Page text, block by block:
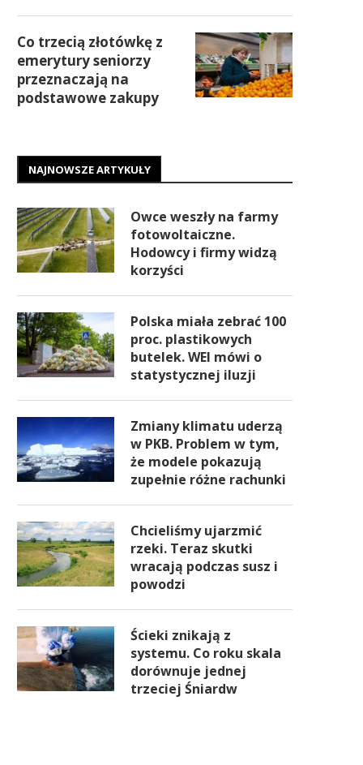
Co trzecią złotówkę z
emerytury seniorzy
przeznaczają na
podstawowe zakupy
NAJNOWSZE ARTYKUŁY
Owce weszły na farmy
fotowoltaiczne.
Hodowcy i firmy widzą
korzyści
Polska miała zebrać 100
proc. plastikowych
butelek. WEI mówi o
statystycznej iluzji
Zmiany klimatu uderzą
w PKB. Problem w tym,
że modele pokazują
zupełnie różne rachunki
Chcieliśmy ujarzmić
rzeki. Teraz skutki
wracają podczas susz i
powodzi
Ścieki znikają z
systemu. Co roku skala
dorównuje jednej
trzeciej Śniardw